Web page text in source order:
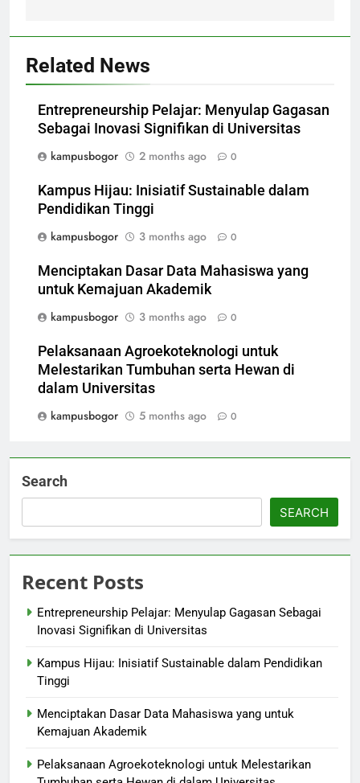
Related News
Entrepreneurship Pelajar: Menyulap Gagasan
Sebagai Inovasi Signifikan di Universitas
kampusbogor
2 months ago 0
Kampus Hijau: Inisiatif Sustainable dalam
Pendidikan Tinggi
kampusbogor
3 months ago 0
Menciptakan Dasar Data Mahasiswa yang
untuk Kemajuan Akademik
kampusbogor
3 months ago 0
Pelaksanaan Agroekoteknologi untuk
Melestarikan Tumbuhan serta Hewan di
dalam Universitas
kampusbogor
5 months ago 0
Search
SEARCH
Recent Posts
Entrepreneurship Pelajar: Menyulap Gagasan Sebagai
Inovasi Signifikan di Universitas
Kampus Hijau: Inisiatif Sustainable dalam Pendidikan
Tinggi
Menciptakan Dasar Data Mahasiswa yang untuk
Kemajuan Akademik
Pelaksanaan Agroekoteknologi untuk Melestarikan